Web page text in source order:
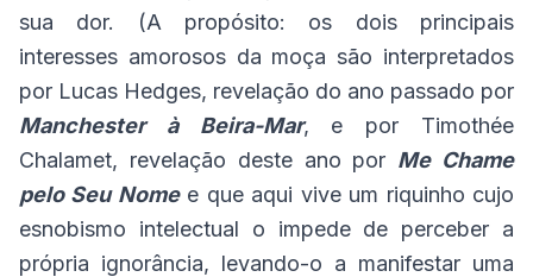
sua dor. (A propósito: os dois principais
interesses amorosos da moça são interpretados
por Lucas Hedges, revelação do ano passado por
Manchester à Beira-Mar, e por Timothée
Chalamet, revelação deste ano por Me Chame
pelo Seu Nome e que aqui vive um riquinho cujo
esnobismo intelectual o impede de perceber a
própria ignorância, levando-o a manifestar uma